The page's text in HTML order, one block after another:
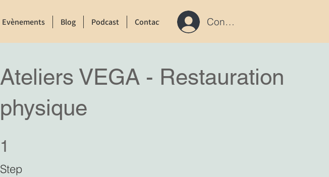
Evènements Blog Podcast Contact Connexion / S'inscrire
Ateliers VEGA - Restauration
physique
1
Step